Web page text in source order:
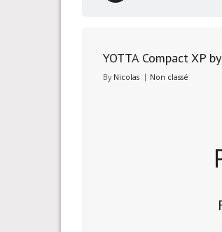
YOTTA Compact XP
By Nicolas Non classé